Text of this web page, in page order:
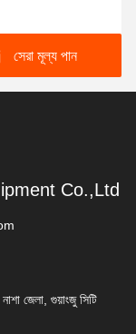
সেরা মূল্য পান
Co.,Ltd
জেলা, গুয়াংজু সিটি